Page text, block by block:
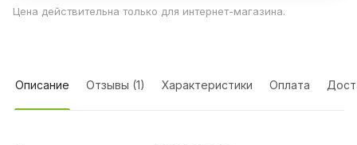
Цена действительна только для интернет-магазина.
Описание Отзывы (1) Характеристики Оплата